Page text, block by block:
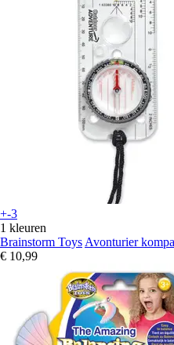
+-3
1 kleuren
Brainstorm Toys Avonturier
€ 10,99